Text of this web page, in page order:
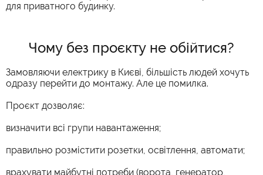
для приватного будинку.
Чому без проєкту не обійтися?
Замовляючи електрику в Києві, більшість людей хочуть
одразу перейти до монтажу. Але це помилка.
Проєкт дозволяє:
визначити всі групи навантаження;
правильно розмістити розетки, освітлення, автомати;
врахувати майбутні потреби (ворота, генератор,